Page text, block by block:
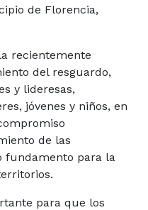
de Florencia,
recientemente
del resguardo,
y lideresas,
jóvenes y niños, en
de las
fundamento para la
para que los